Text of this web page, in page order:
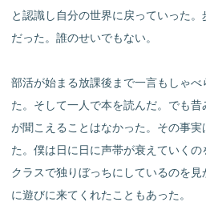
と認識し自分の世界に戻っていった
だった。誰のせいでもない。
部活が始まる放課後まで一言もしゃ
た。そして一人で本を読んだ。でも
が聞こえることはなかった。その事
た。僕は日に日に声帯が衰えていく
クラスで独りぼっちにしているのを
に遊びに来てくれたこともあった。